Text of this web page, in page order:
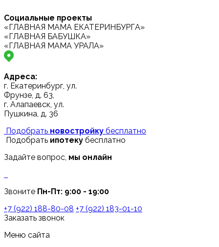
Социальные проекты
«ГЛАВНАЯ МАМА ЕКАТЕРИНБУРГА»
«ГЛАВНАЯ БАБУШКА»
«ГЛАВНАЯ МАМА УРАЛА»
Адреса:
г. Екатеринбург, ул.
Фрунзе, д. 63,
г. Алапаевск, ул.
Пушкина, д. 36
Подобрать новостройку бесплатно
Подобрать ипотеку бесплатно
Задайте вопрос, мы онлайн
Звоните Пн-Пт: 9:00 - 19:00
+7 (922) 188-80-08 +7 (922) 183-01-10
Заказать звонок
Меню сайта